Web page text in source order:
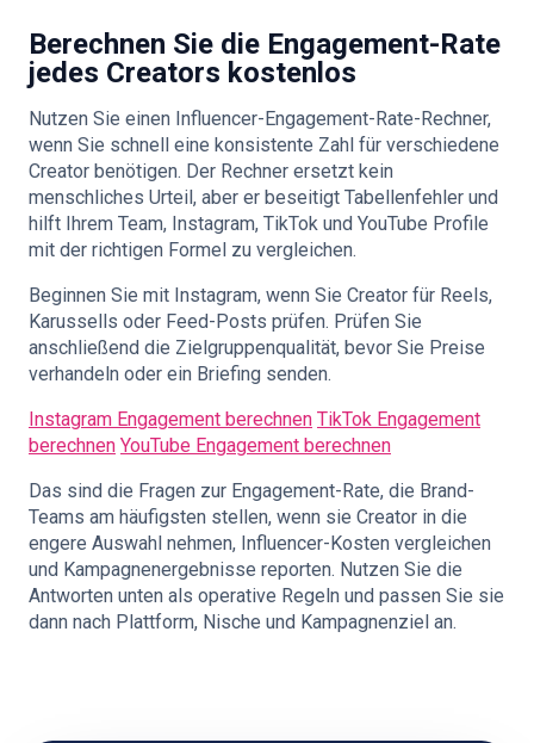
Berechnen Sie die Engagement-Rate
jedes Creators kostenlos
Nutzen Sie einen Influencer-Engagement-Rate-Rechner,
wenn Sie schnell eine konsistente Zahl für verschiedene
Creator benötigen. Der Rechner ersetzt kein
menschliches Urteil, aber er beseitigt Tabellenfehler und
hilft Ihrem Team, Instagram, TikTok und YouTube Profile
mit der richtigen Formel zu vergleichen.
Beginnen Sie mit Instagram, wenn Sie Creator für Reels,
Karussells oder Feed-Posts prüfen. Prüfen Sie
anschließend die Zielgruppenqualität, bevor Sie Preise
verhandeln oder ein Briefing senden.
Instagram Engagement berechnen TikTok Engagement
berechnen YouTube Engagement berechnen
Das sind die Fragen zur Engagement-Rate, die Brand-
Teams am häufigsten stellen, wenn sie Creator in die
engere Auswahl nehmen, Influencer-Kosten vergleichen
und Kampagnenergebnisse reporten. Nutzen Sie die
Antworten unten als operative Regeln und passen Sie sie
dann nach Plattform, Nische und Kampagnenziel an.